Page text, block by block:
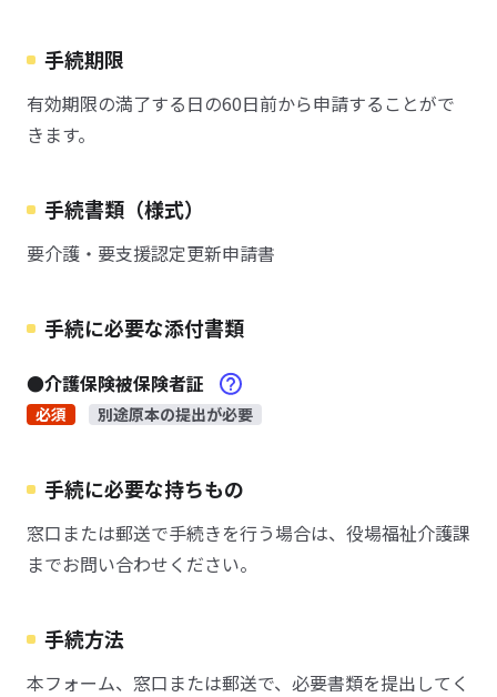
手続期限
有効期限の満了する日の60日前から申請することがで
きます。
手続書類（様式）
要介護・要支援認定更新申請書
手続に必要な添付書類
●介護保険被保険者証
必須 別途原本の提出が必要
手続に必要な持ちもの
窓口または郵送で手続きを行う場合は、役場福祉介護課
までお問い合わせください。
手続方法
本フォーム、窓口または郵送で、必要書類を提出してく